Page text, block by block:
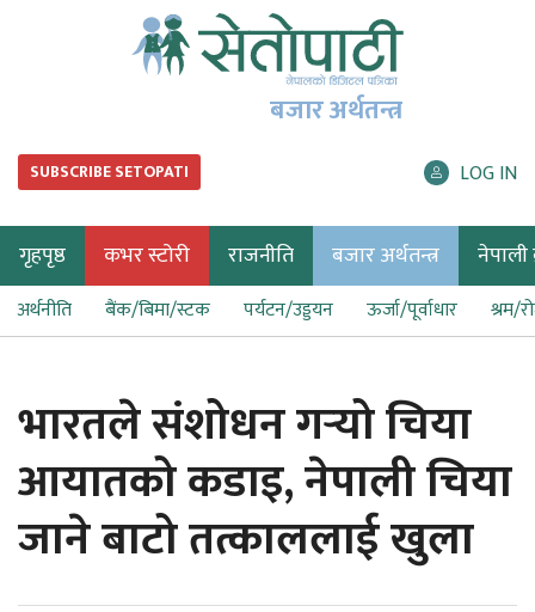
बजार अर्थतन्त्र
SUBSCRIBE SETOPATI LOG IN
गृहपृष्ठ कभर स्टोरी राजनीति बजार अर्थतन्त्र नेपाली
अर्थनीति बैंक/बिमा/स्टक पर्यटन/उड्डयन ऊर्जा/पूर्वाधार श्रम/
भारतले संशोधन गर्‍यो चिया
आयातको कडाइ, नेपाली चिया
जाने बाटो तत्काललाई खुला